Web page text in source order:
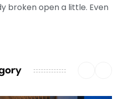
broken open a little. Even